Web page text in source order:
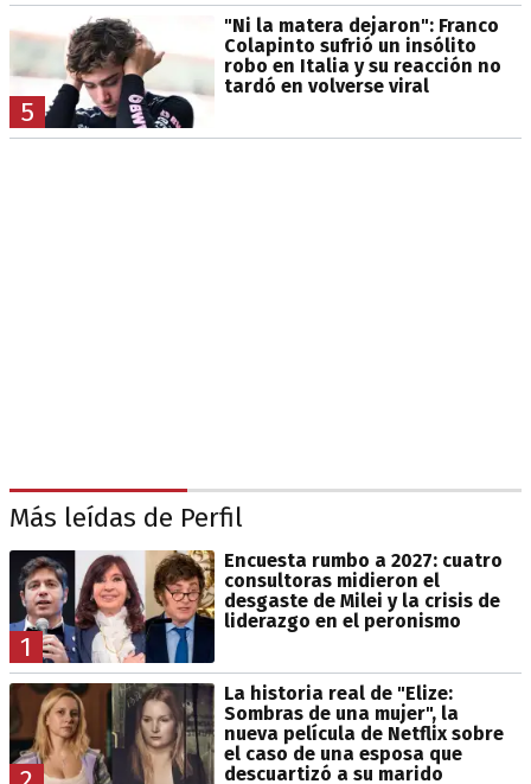
5
"Ni la matera dejaron": Franco
Colapinto sufrió un insólito
robo en Italia y su reacción no
tardó en volverse viral
Más leídas de Perfil
1
Encuesta rumbo a 2027: cuatro
consultoras midieron el
desgaste de Milei y la crisis de
liderazgo en el peronismo
La historia real de "Elize:
Sombras de una mujer", la
nueva película de Netflix sobre
el caso de una esposa que
descuartizó a su marido